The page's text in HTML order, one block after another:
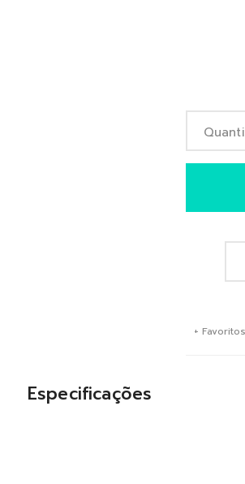
+ Favoritos
Especificações